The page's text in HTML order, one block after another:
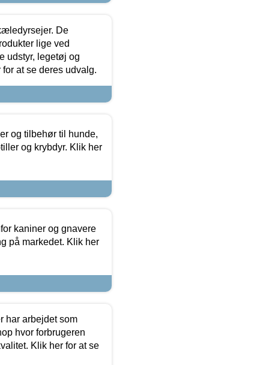
De
lige ved
udstyr, legetøj og
at se deres udvalg.
og tilbehør til hunde,
og krybdyr. Klik her
kaniner og gnavere
på markedet. Klik her
har arbejdet som
hvor forbrugeren
Klik her for at se